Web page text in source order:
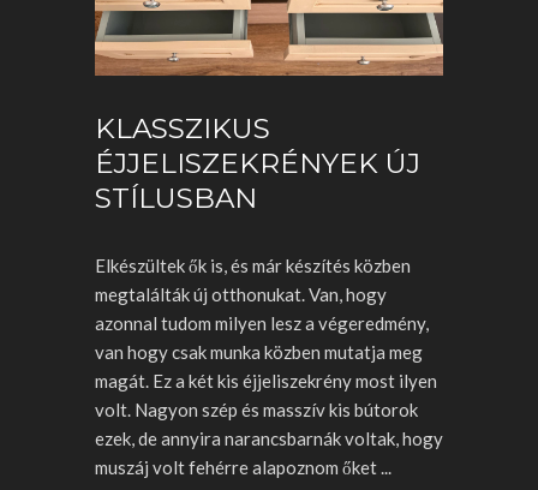
KLASSZIKUS
ÉJJELISZEKRÉNYEK ÚJ
STÍLUSBAN
Elkészültek ők is, és már készítés közben
megtalálták új otthonukat. Van, hogy
azonnal tudom milyen lesz a végeredmény,
van hogy csak munka közben mutatja meg
magát. Ez a két kis éjjeliszekrény most ilyen
volt. Nagyon szép és masszív kis bútorok
ezek, de annyira narancsbarnák voltak, hogy
muszáj volt fehérre alapoznom őket